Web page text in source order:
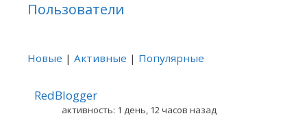
Пользователи
Новые | Активные | Популярные
RedBlogger
активность: 1 день, 12 часов назад